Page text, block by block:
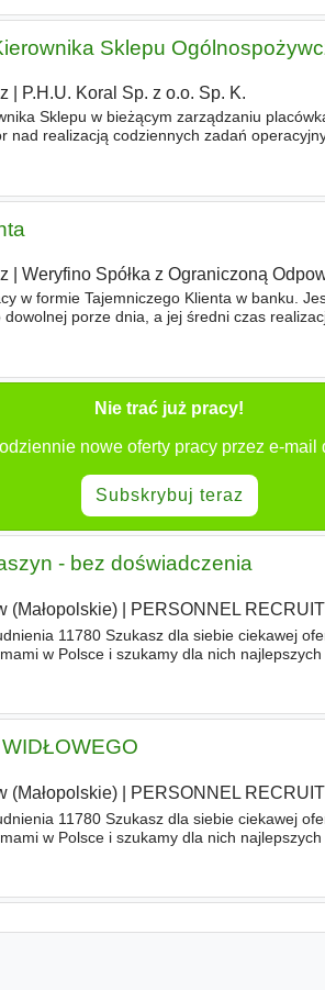
Sklepu
| P.H.U. Koral Sp. z o.o. Sp. K.
Sklepu w bieżącym zarządzaniu
nad realizacją codziennych zadań
| Weryfino Spółka z Ograniczoną
w formie Tajemniczego Klienta w banku.
porze dnia, a jej średni czas
Nie trać już pracy!
nowe oferty pracy przez e-mail
Subskrybuj teraz
- bez doświadczenia
(Małopolskie) PERSONNEL
11780 Szukasz dla siebie ciekawej
w Polsce i szukamy dla nich
(Małopolskie) PERSONNEL
11780 Szukasz dla siebie ciekawej
w Polsce i szukamy dla nich